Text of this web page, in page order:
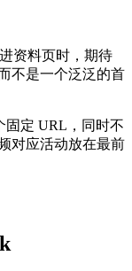
资料页时，期待
不是一个泛泛的首
固定 URL，同时不
对应活动放在最前